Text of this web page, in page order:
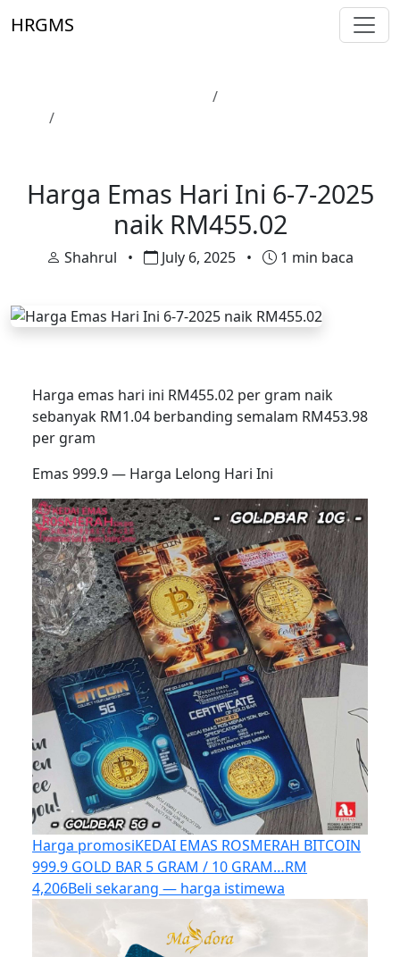
HRGMS
Harga Emas Hari Ini 6-7-2025
naik RM455.02
Shahrul • July 6, 2025 • 1 min baca
Harga emas hari ini RM455.02 per gram naik
sebanyak RM1.04 berbanding semalam RM453.98
per gram
Emas 999.9 — Harga Lelong Hari Ini
Harga promosiKEDAI EMAS ROSMERAH BITCOIN
999.9 GOLD BAR 5 GRAM / 10 GRAM…RM
4,206Beli sekarang — harga istimewa